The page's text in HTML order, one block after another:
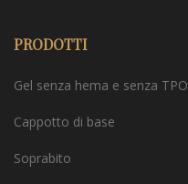
PRODOTTI
Gel senza hema e senza TPO
Cappotto di base
Soprabito